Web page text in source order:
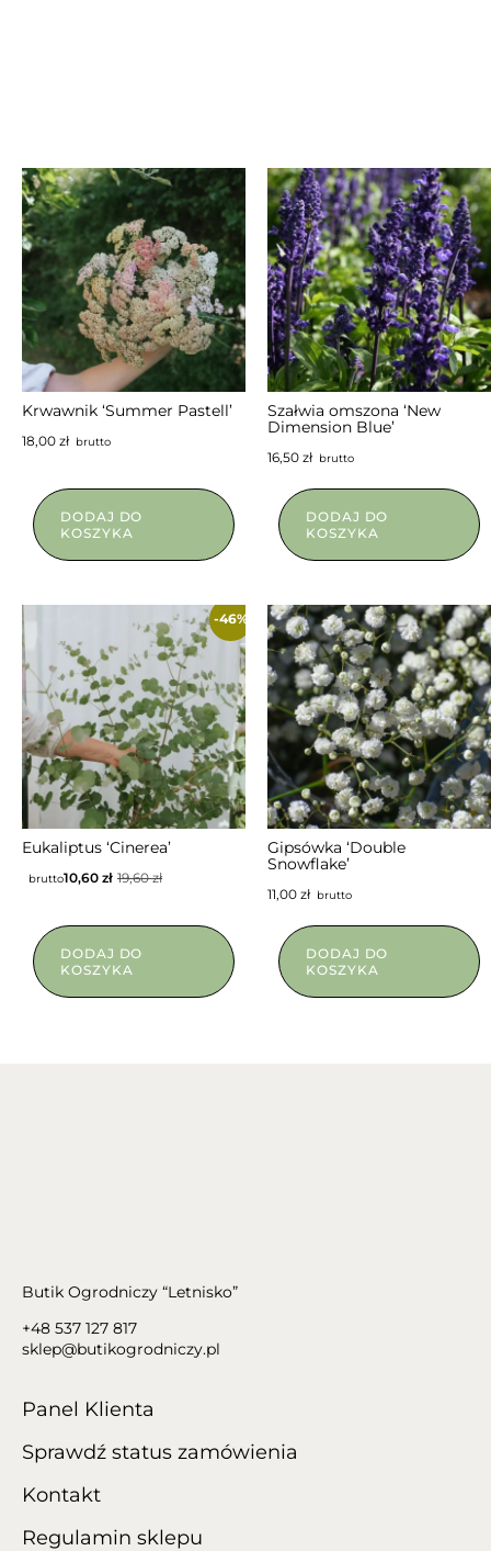
Krwawnik ‘Summer Pastell’
18,00 złbrutto
DODAJ DO
KOSZYKA
Szałwia omszona ‘New
Dimension Blue’
16,50 złbrutto
DODAJ DO
KOSZYKA
-46%
NIEDOSTĘPNY
Eukaliptus ‘Cinerea’
19,60zł
10,60 zł
brutto
DODAJ DO
KOSZYKA
Gipsówka ‘Double
Snowflake’
11,00 złbrutto
DODAJ DO
KOSZYKA
Butik Ogrodniczy “Letnisko”
+48 537 127 817
sklep@butikogrodniczy.pl
Panel Klienta
Sprawdź status zamówienia
Kontakt
Regulamin sklepu